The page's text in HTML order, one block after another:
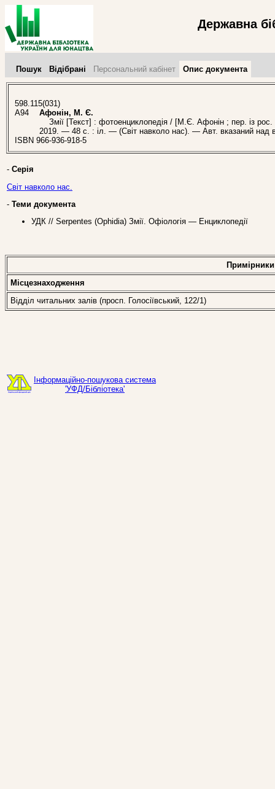
Державна
Пошук Відібрані Персональний кабінет Опис документа
598.115(031)
А94
Афонін, М. Є.
Змії [Текст] : фотоенциклопедія / [М.Є. Афонін ; пер. із
2019. — 48 с. : іл. — (Світ навколо нас). — Авт. вказаний над
ISBN 966-936-918-5
- Серія
Світ навколо нас.
- Теми документа
УДК // Serpentes (Ophidia) Змії. Офіологія — Енциклопедії
Примірники
Місцезнаходження
Відділ читальних залів (просп. Голосіївський, 122/1)
Інформаційно-пошукова система
'УФД/Бібліотека'